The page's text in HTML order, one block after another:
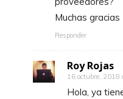
Muchas gracias
Responder
Roy Rojas
16 octubre, 2018
Hola, ya